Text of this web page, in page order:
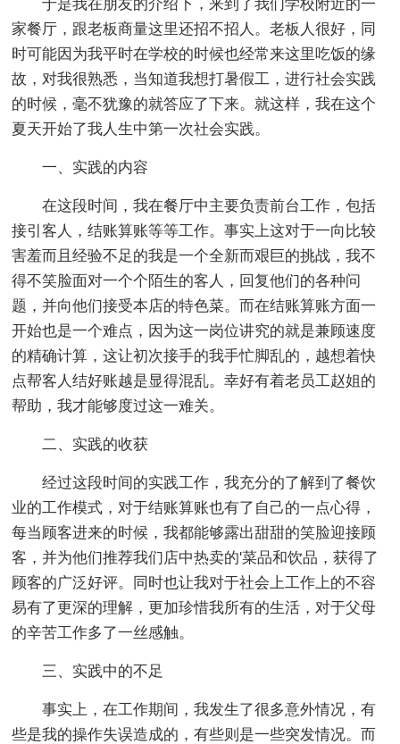
于是我在朋友的介绍下，来到了我们学校附近的一
家餐厅，跟老板商量这里还招不招人。老板人很好，同
时可能因为我平时在学校的时候也经常来这里吃饭的缘
故，对我很熟悉，当知道我想打暑假工，进行社会实践
的时候，毫不犹豫的就答应了下来。就这样，我在这个
夏天开始了我人生中第一次社会实践。
一、实践的内容
在这段时间，我在餐厅中主要负责前台工作，包括
接引客人，结账算账等等工作。事实上这对于一向比较
害羞而且经验不足的我是一个全新而艰巨的挑战，我不
得不笑脸面对一个个陌生的客人，回复他们的各种问
题，并向他们接受本店的特色菜。而在结账算账方面一
开始也是一个难点，因为这一岗位讲究的就是兼顾速度
的精确计算，这让初次接手的我手忙脚乱的，越想着快
点帮客人结好账越是显得混乱。幸好有着老员工赵姐的
帮助，我才能够度过这一难关。
二、实践的收获
经过这段时间的实践工作，我充分的了解到了餐饮
业的工作模式，对于结账算账也有了自己的一点心得，
每当顾客进来的时候，我都能够露出甜甜的笑脸迎接顾
客，并为他们推荐我们店中热卖的'菜品和饮品，获得了
顾客的广泛好评。同时也让我对于社会上工作上的不容
易有了更深的理解，更加珍惜我所有的生活，对于父母
的辛苦工作多了一丝感触。
三、实践中的不足
事实上，在工作期间，我发生了很多意外情况，有
些是我的操作失误造成的，有些则是一些突发情况。而